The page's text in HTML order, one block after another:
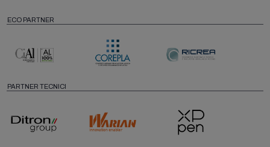
ECO PARTNER
PARTNER TECNICI